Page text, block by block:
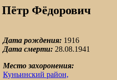
Фёдорович
Дата рождения: 1916
Дата смерти: 28.08.1941
Место захоронения:
Куньинский район,